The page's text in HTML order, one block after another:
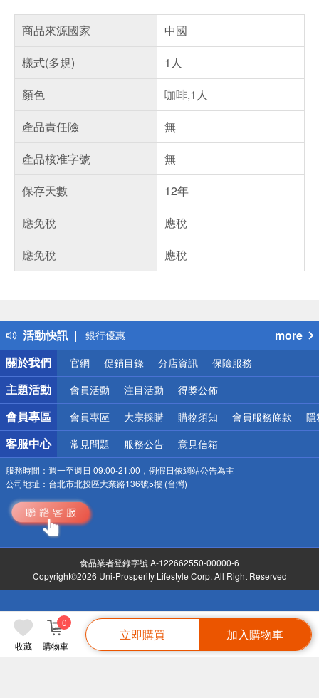
收藏 購物車
0
立即購買 加入購物車
商品來源國家
中國
樣式(多規)
1人
顏色
咖啡,1人
產品責任險
無
產品核准字號
無
保存天數
12年
應免稅
應稅
應免稅
應稅
活動快訊
偏遠地區配送
熱門話題
銀行優惠
偏遠地區配送
詐騙網頁！請小心！
more
關於我們
官網 促銷目錄 分店資訊 保險服務
主題活動 會員活動 注目活動 得獎公佈
會員專區 會員專區 大宗採購 購物須知 會員服務條款 隱
客服中心 常見問題 服務公告 意見信箱
服務時間： 週一至週日 09:00-21:00，例假日依網站公告為主
公司地址： 台北市北投區大業路136號5樓 (台灣)
食品業者登錄字號 A-122662550-00000-6
Copyright©2026 Uni-Prosperity Lifestyle Corp. All Right Reserved